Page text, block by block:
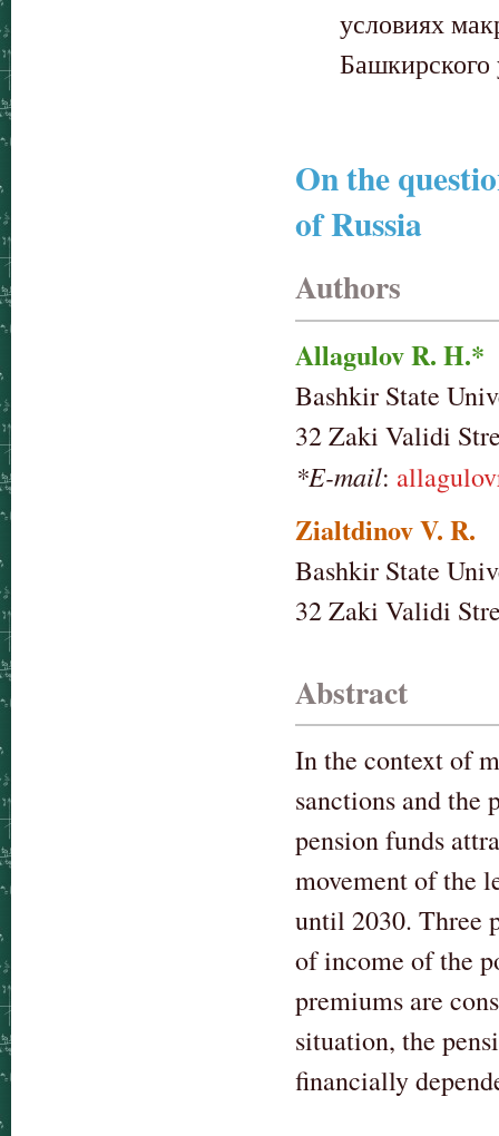
условиях
On the
of Russia
Authors
Allagulov R. H.*
Bashkir State
32 Zaki Validi
*E-mail:
Zialtdinov V. R.
Bashkir State
32 Zaki Validi
Abstract
In the context of
sanctions and the
pension funds
movement of the
until 2030. Three
of income of the
premiums are
situation, the
financially